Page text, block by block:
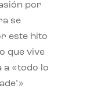
por
se
este hito
que vive
a «todo lo